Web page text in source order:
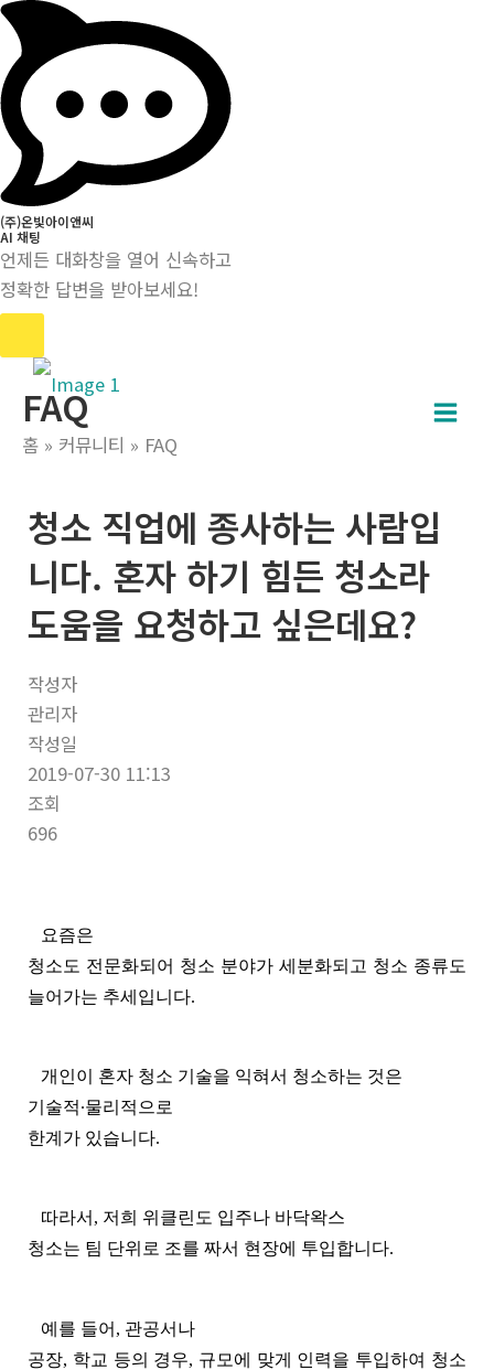
(주)온빛아이앤씨
AI 채팅
언제든 대화창을 열어 신속하고
정확한 답변을 받아보세요!
Main
FAQ
홈 커뮤니티 FAQ
청소 직업에 종사하는 사람입
니다. 혼자 하기 힘든 청소라
도움을 요청하고 싶은데요?
작성자
관리자
작성일
2019-07-30 11:13
조회
696
요즘은
청소도 전문화되어 청소 분야가 세분화되고 청소 종류도
늘어가는 추세입니다.
개인이 혼자 청소 기술을 익혀서 청소하는 것은
기술적∙물리적으로
한계가 있습니다.
따라서 , 저희 위클린도 입주나 바닥왁스
청소는 팀 단위로 조를 짜서 현장에 투입합니다.
예를 들어, 관공서나
공장, 학교 등의 경우, 규모에 맞게 인력을 투입하여 청소